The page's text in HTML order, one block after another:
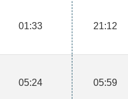
01:33 21:12
05:24 05:59